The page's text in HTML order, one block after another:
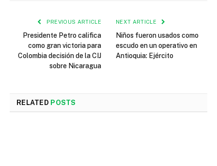
PREVIOUS ARTICLE
Presidente Petro califica
como gran victoria para
Colombia decisión de la CIJ
sobre Nicaragua
NEXT ARTICLE
Niños fueron usados como
escudo en un operativo en
Antioquia: Ejército
RELATED POSTS